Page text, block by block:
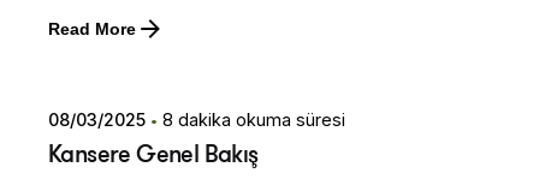
Read MorePosted by
Dilara Koçak
08/03/2025 8 dakika okuma süresi
Kansere Genel Bakış